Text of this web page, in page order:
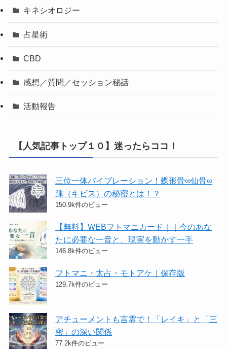
キネシオロジー
占星術
CBD
感想／質問／セッション秘話
活動報告
【人気記事トップ１０】迷ったらココ！
三位一体バイブレーション！蝶形骨∞仙骨∞
踵（キビス）の秘密とは！？
150.9k件のビュー
【無料】WEBフトマニカード｜｜今のあな
たに必要な一音と、現実を動かす一手
146.8k件のビュー
フトマニ・太占・モトアケ｜保存版
129.7k件のビュー
アチューメントも言霊で！「レイキ」と「三
密」の深い関係
77.2k件のビュー